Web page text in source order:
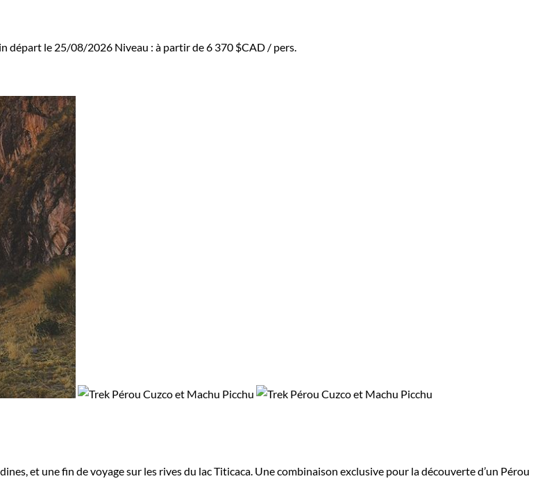
départ le 25/08/2026 Niveau : à partir de6 370 $CAD / pers.
et une fin de voyage sur les rives du lac Titicaca. Une combinaison exclusive pour la découverte d’un Pérou